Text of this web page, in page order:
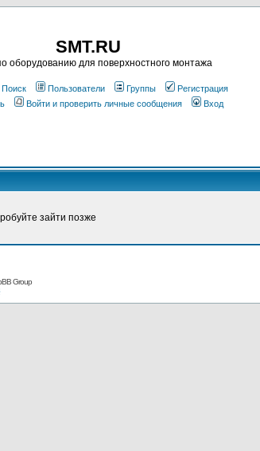
SMT.RU
оборудованию для поверхностного монтажа
Поиск Пользователи Группы
Регистрация
Войти и проверить личные сообщения Вход
зайти позже
Group